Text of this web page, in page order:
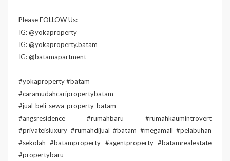
Please FOLLOW Us:
IG: @yokaproperty
IG: @yokaproperty.batam
IG: @batamapartment
#yokaproperty #batam
#caramudahcaripropertybatam
#jual_beli_sewa_property_batam
#angsresidence #rumahbaru #rumahkaumintrovert
#privateisluxury #rumahdijual #batam #megamall #pelabuhan
#sekolah #batamproperty #agentproperty #batamrealestate
#propertybaru